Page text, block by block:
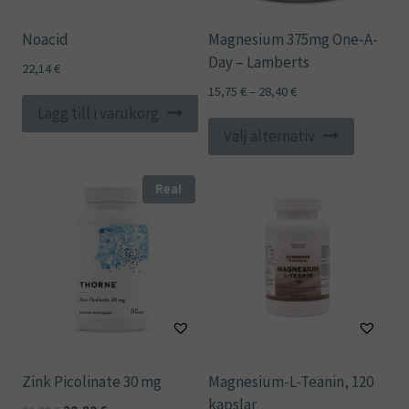
Noacid
22,14€
Lägg till i varukorg
Magnesium 375mg One-A-
Day – Lamberts
15,75 €– 28,40€Prisintervall:
till
28,40 €
Välj alternativ
här
väljas
Rea!
Zink Picolinate 30 mg
Magnesium-L-Teanin, 120
kapslar